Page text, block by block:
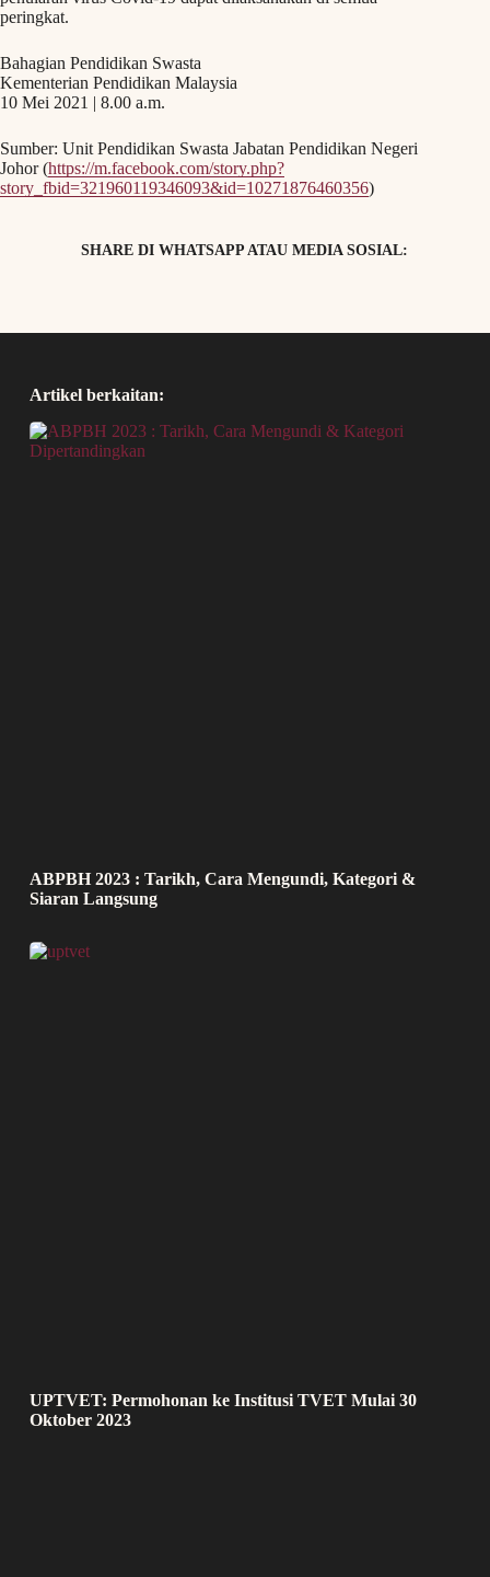
peringkat.
Bahagian Pendidikan Swasta
Kementerian Pendidikan Malaysia
10 Mei 2021 | 8.00 a.m.
Sumber: Unit Pendidikan Swasta Jabatan Pendidikan Negeri
Johor (https://m.facebook.com/story.php?
story_fbid=321960119346093&id=10271876460356)
SHARE DI WHATSAPP ATAU MEDIA SOSIAL:
Artikel berkaitan:
ABPBH 2023 : Tarikh, Cara Mengundi, Kategori &
Siaran Langsung
UPTVET: Permohonan ke Institusi TVET Mulai 30
Oktober 2023